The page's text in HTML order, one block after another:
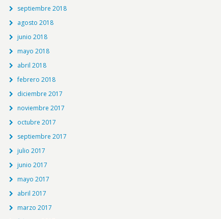
septiembre 2018
agosto 2018
junio 2018
mayo 2018
abril 2018
febrero 2018
diciembre 2017
noviembre 2017
octubre 2017
septiembre 2017
julio 2017
junio 2017
mayo 2017
abril 2017
marzo 2017